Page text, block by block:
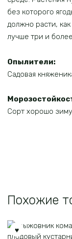
без которого
должно расти,
лучше три и
Опылители:
Садовая
Сорт хорошо
Похожие